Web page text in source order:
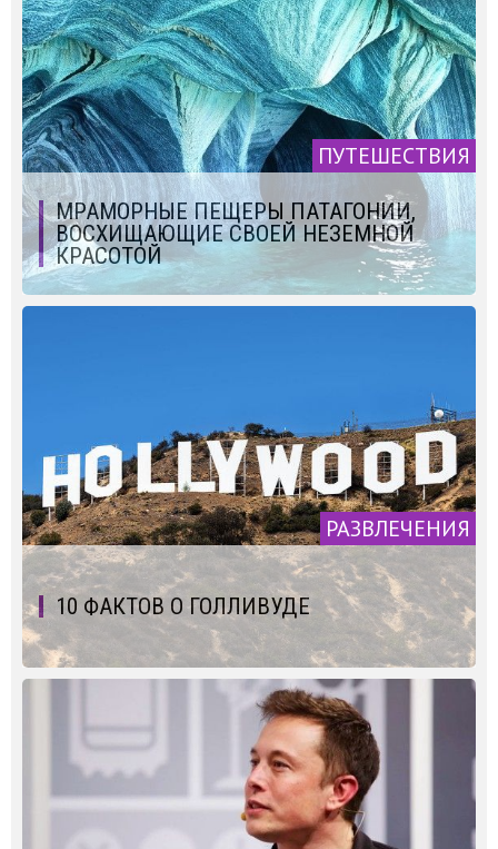
ПУТЕШЕСТВИЯ
МРАМОРНЫЕ ПЕЩЕРЫ ПАТАГОНИИ,
ВОСХИЩАЮЩИЕ СВОЕЙ НЕЗЕМНОЙ
КРАСОТОЙ
РАЗВЛЕЧЕНИЯ
10 ФАКТОВ О ГОЛЛИВУДЕ